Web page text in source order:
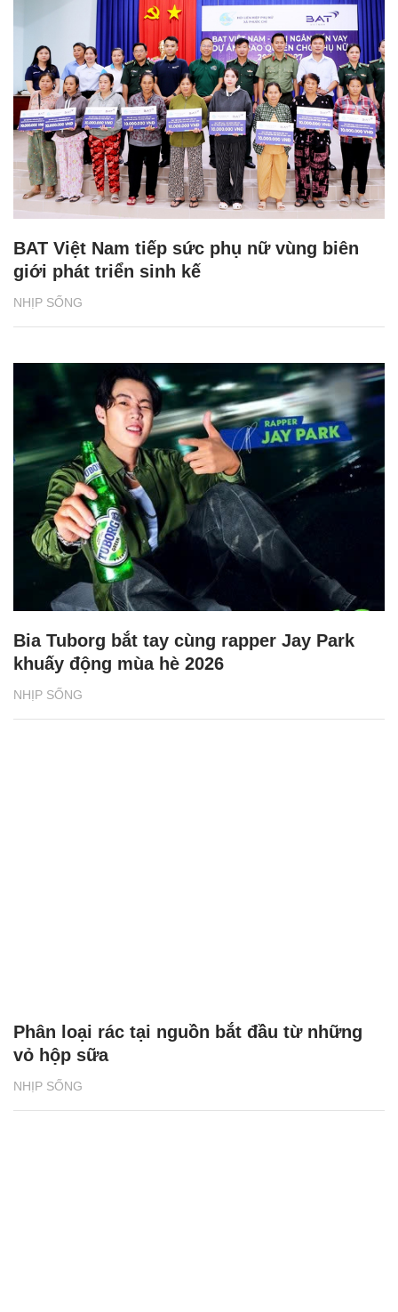
NHỊP SỐNG
BAT Việt Nam tiếp sức phụ nữ vùng biên
giới phát triển sinh kế
NHỊP SỐNG
Bia Tuborg bắt tay cùng rapper Jay Park
khuấy động mùa hè 2026
NHỊP SỐNG
Phân loại rác tại nguồn bắt đầu từ những
vỏ hộp sữa